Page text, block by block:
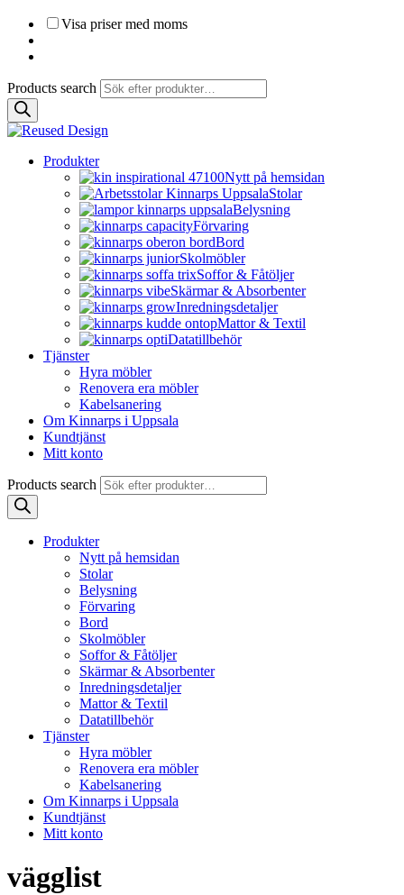
Visa priser med moms
Products search
Produkter
Nytt på hemsidan
Stolar
Belysning
Förvaring
Bord
Skolmöbler
Soffor & Fåtöljer
Skärmar & Absorbenter
Inredningsdetaljer
Mattor & Textil
Datatillbehör
Tjänster
Hyra möbler
Renovera era möbler
Kabelsanering
Om Kinnarps i Uppsala
Kundtjänst
Mitt konto
Products search
Produkter
Nytt på hemsidan
Stolar
Belysning
Förvaring
Bord
Skolmöbler
Soffor & Fåtöljer
Skärmar & Absorbenter
Inredningsdetaljer
Mattor & Textil
Datatillbehör
Tjänster
Hyra möbler
Renovera era möbler
Kabelsanering
Om Kinnarps i Uppsala
Kundtjänst
Mitt konto
vägglist